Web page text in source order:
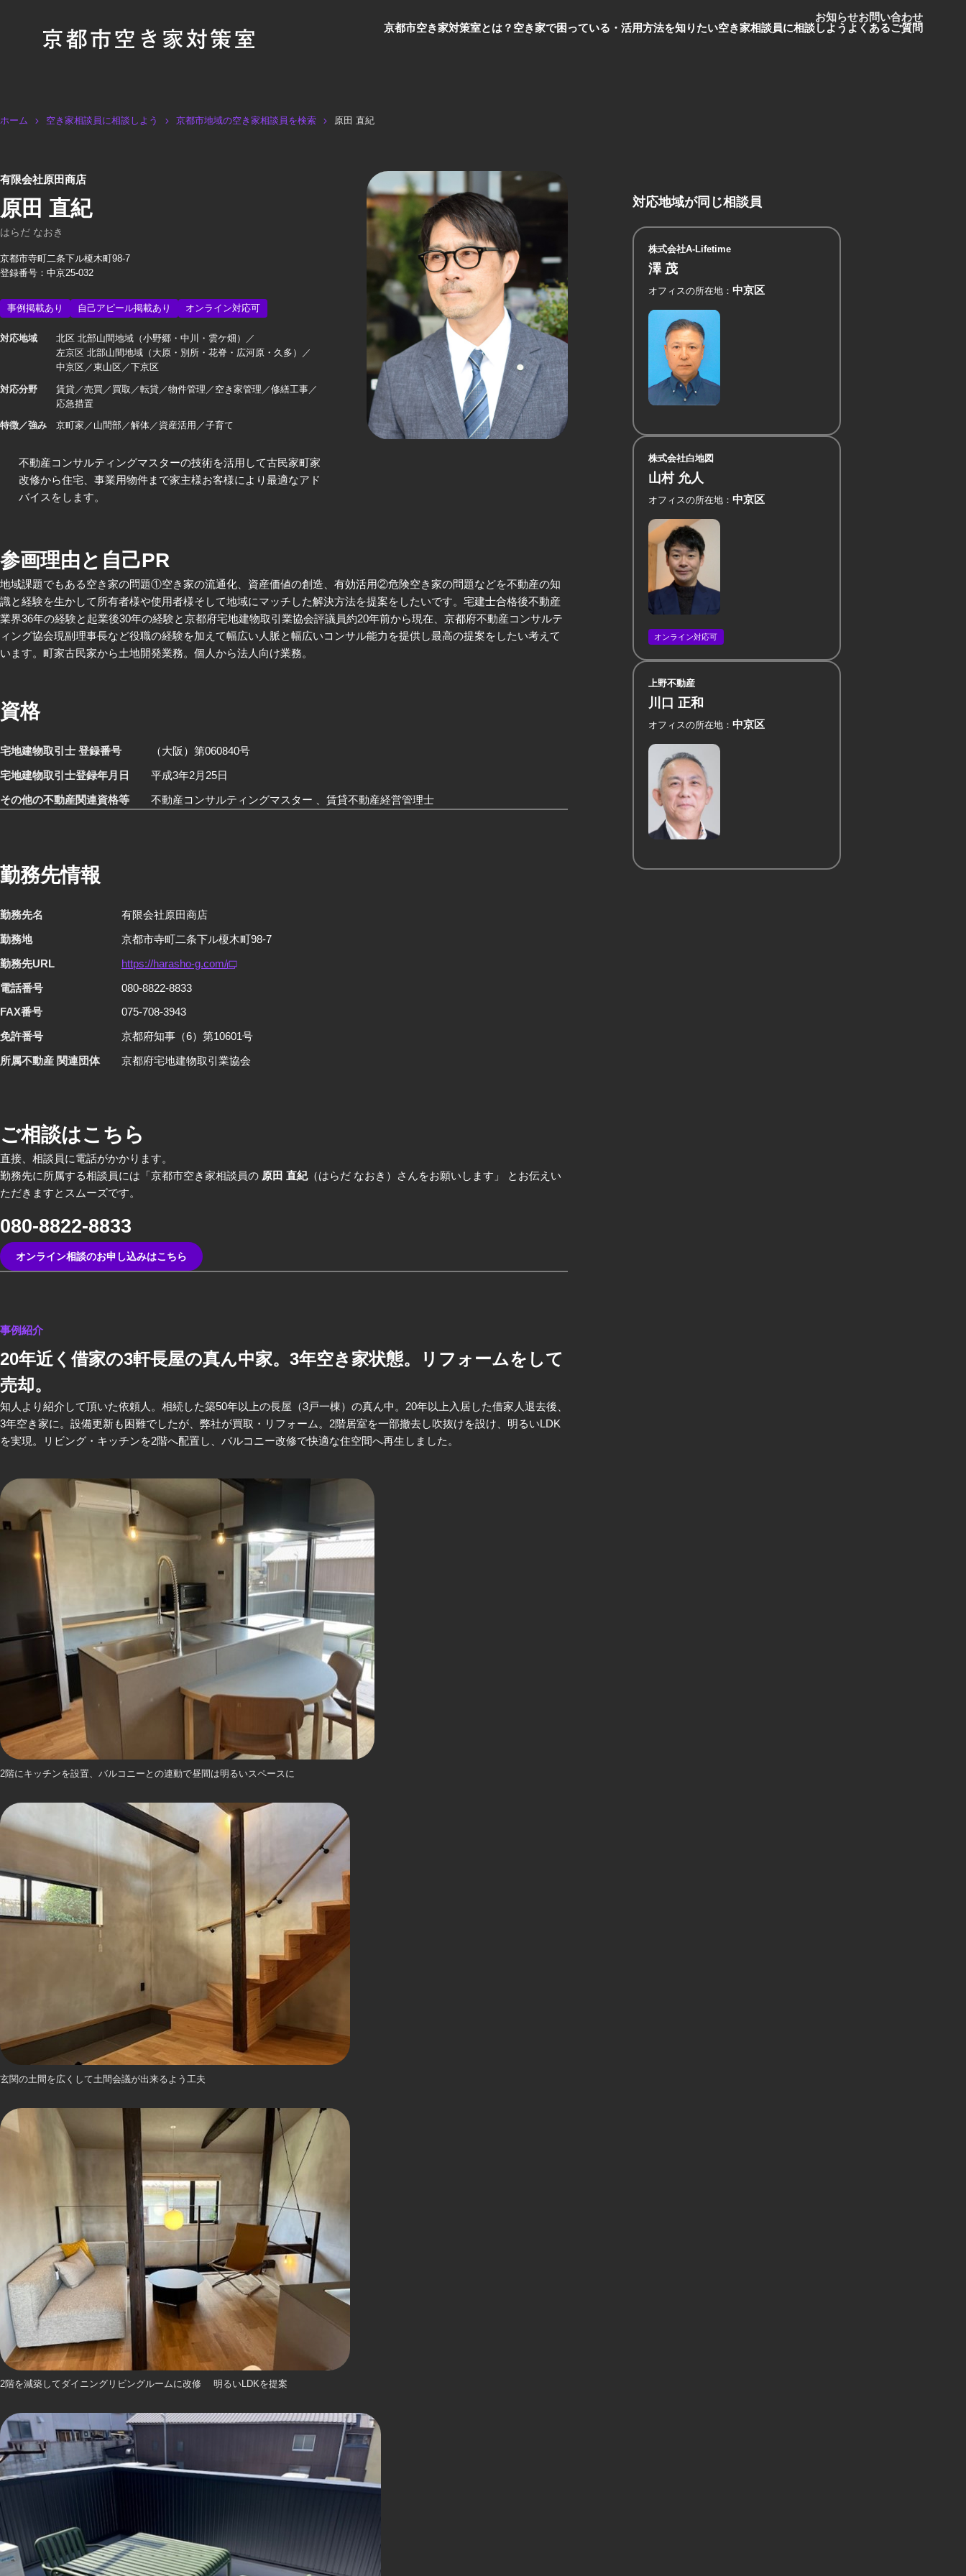
京都市空き家対策室とは？ 空き家で困っている・活用方法を知りたい空き家相談員に相談しよう よくあるご質問
お知らせお問い合わせ
ホーム 空き家相談員に相談しよう 京都市地域の空き家相談員を検索 原田 直紀
有限会社原田商店
原田 直紀
はらだ なおき
京都市寺町二条下ル榎木町98-7
登録番号：中京25-032
事例掲載あり 自己アピール掲載あり オンライン対応可
対応地域
北区 北部山間地域（小野郷・中川・雲ケ畑）
左京区 北部山間地域（大原・別所・花脊・広河原・久多）
中京区
東山区 下京区
対応分野 賃貸 売買 買取 転貸 物件管理 空き家管理
修繕工事
応急措置
特徴／強み 京町家 山間部 解体 資産活用 子育て
不動産コンサルティングマスターの技術を活用して古民家町家
改修から住宅、事業用物件まで家主様お客様により最適なアド
バイスをします。
参画理由と自己PR
地域課題でもある空き家の問題①空き家の流通化、資産価値の創造、有効活用②危険空き家の問題などを不動産の知
識と経験を生かして所有者様や使用者様そして地域にマッチした解決方法を提案をしたいです。宅建士合格後不動産
業界36年の経験と起業後30年の経験と京都府宅地建物取引業協会評議員約20年前から現在、京都府不動産コンサルテ
ィング協会現副理事長など役職の経験を加えて幅広い人脈と幅広いコンサル能力を提供し最高の提案をしたい考えて
います。町家古民家から土地開発業務。個人から法人向け業務。
資格
宅地建物取引士 登録番号
（大阪）第060840号
宅地建物取引士登録年月日
平成3年2月25日
その他の不動産関連資格等
不動産コンサルティングマスター 、賃貸不動産経営管理士
勤務先情報
勤務先名
有限会社原田商店
勤務地
京都市寺町二条下ル榎木町98-7
勤務先URL
https://harasho-g.com/
電話番号
080-8822-8833
FAX番号
075-708-3943
免許番号
京都府知事（6）第10601号
所属不動産 関連団体
京都府宅地建物取引業協会
ご相談はこちら
直接、相談員に電話がかかります。
勤務先に所属する相談員には「京都市空き家相談員の 原田 直紀（はらだ なおき）さんをお願いします」 とお伝えい
ただきますとスムーズです。
080-8822-8833
オンライン相談のお申し込みはこちら
事例紹介
20年近く借家の3軒長屋の真ん中家。3年空き家状態。リフォームをして
売却。
知人より紹介して頂いた依頼人。相続した築50年以上の長屋（3戸一棟）の真ん中。20年以上入居した借家人退去後、
3年空き家に。設備更新も困難でしたが、弊社が買取・リフォーム。2階居室を一部撤去し吹抜けを設け、明るいLDK
を実現。リビング・キッチンを2階へ配置し、バルコニー改修で快適な住空間へ再生しました。
2階にキッチンを設置、バルコニーとの連動で昼間は明るいスペースに
玄関の土間を広くして土間会議が出来るよう工夫
2階を減築してダイニングリビングルームに改修 明るいLDKを提案
対応地域が同じ相談員
株式会社A-Lifetime
澤 茂
オフィスの所在地 中京区
株式会社白地図
山村 允人
オフィスの所在地 中京区
オンライン対応可
上野不動産
川口 正和
オフィスの所在地 中京区